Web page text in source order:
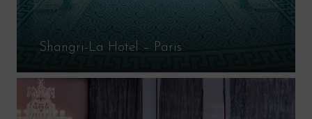
Shangri-La Hotel – Paris